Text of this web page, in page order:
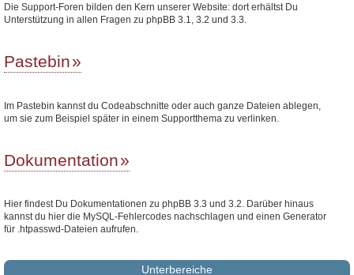
Die Support-Foren bilden den Kern unserer Website: dort erhältst Du
Unterstützung in allen Fragen zu phpBB 3.1, 3.2 und 3.3.
Pastebin
Im Pastebin kannst du Codeabschnitte oder auch ganze Dateien ablegen,
um sie zum Beispiel später in einem Supportthema zu verlinken.
Dokumentation
Hier findest Du Dokumentationen zu phpBB 3.3 und 3.2. Darüber hinaus
kannst du hier die MySQL-Fehlercodes nachschlagen und einen Generator
für .htpasswd-Dateien aufrufen.
Unterbereiche